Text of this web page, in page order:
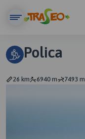
Polica
26 km 6940 m 7493 m